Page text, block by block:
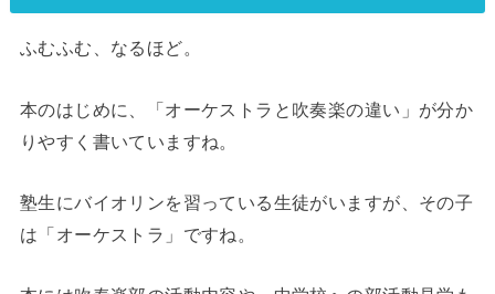
ふむふむ、なるほど。
本のはじめに、「オーケストラと吹奏楽の違い」が分か
りやすく書いていますね。
塾生にバイオリンを習っている生徒がいますが、その子
は「オーケストラ」ですね。